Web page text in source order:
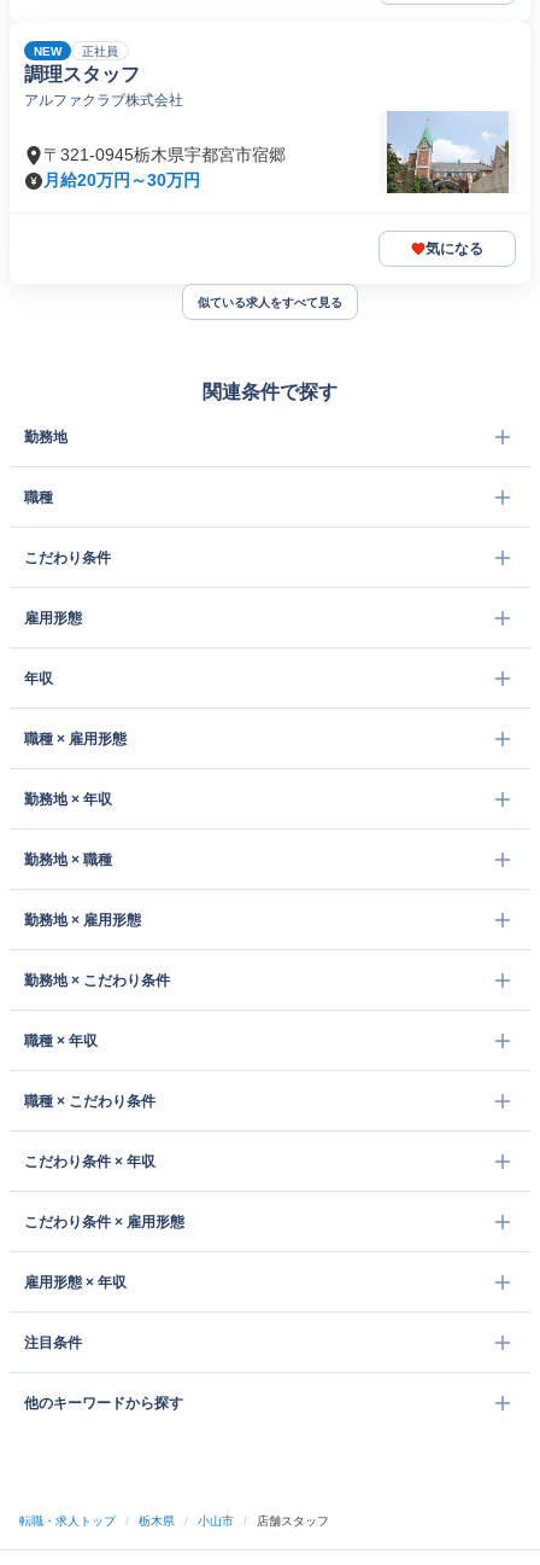
NEW 正社員
調理スタッフ
アルファクラブ株式会社
〒321-0945栃木県宇都宮市宿郷
月給20万円～30万円
気になる
似ている求人をすべて見る
関連条件で探す
勤務地
職種
こだわり条件
雇用形態
年収
職種 × 雇用形態
勤務地 × 年収
勤務地 × 職種
勤務地 × 雇用形態
勤務地 × こだわり条件
職種 × 年収
職種 × こだわり条件
こだわり条件 × 年収
こだわり条件 × 雇用形態
雇用形態 × 年収
注目条件
他のキーワードから探す
転職・求人トップ / 栃木県 / 小山市 / 店舗スタッフ